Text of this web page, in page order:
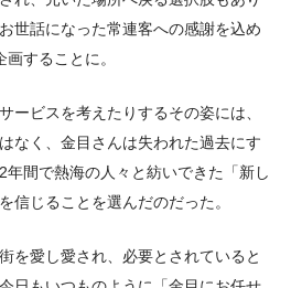
世話になった常連客への感謝を込め
することに。
ービスを考えたりするその姿には、
なく、金目さんは失われた過去にす
間で熱海の人々と紡いできた「新し
信じることを選んだのだった。
を愛し愛され、必要とされていると